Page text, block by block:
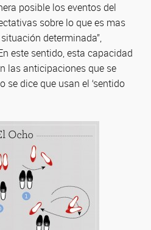
posible los eventos del
sobre lo que es mas
determinada”,
este sentido, esta capacidad
las anticipaciones que se
se dice que usan el ‘sentido